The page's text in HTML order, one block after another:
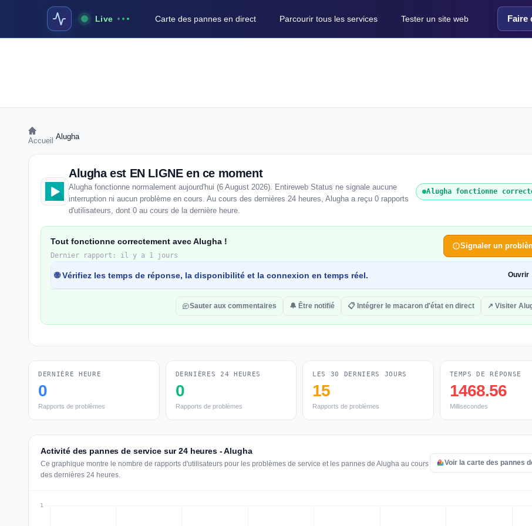
Live Carte des pannes en direct Parcourir tous les services Tester un site web Faire
Accueil Alugha
Alugha est EN LIGNE en ce moment
Alugha fonctionne normalement aujourd'hui (6 August 2026). Entireweb Status ne signale aucune
interruption ni aucun problème en cours. Au cours des dernières 24 heures, Alugha a reçu 0 rapports
d'utilisateurs, dont 0 au cours de la dernière heure.
Alugha fonctionne
Tout fonctionne correctement avec Alugha !
Dernier rapport: il y a 1 jours
Signaler un
🌐 Vérifiez les temps de réponse, la disponibilité et la connexion en temps réel. Ouvrir
Sauter aux commentaires 🔔 Être notifié 📋 Intégrer le macaron d'état en direct ↗ Visiter
DERNIÈRE HEURE
0
Rapports de problèmes
DERNIÈRES 24 HEURES
0
Rapports de problèmes
LES 30 DERNIERS JOURS
15
Rapports de problèmes
TEMPS DE RÉPONSE
1468.56
Millisecondes
Activité des pannes de service sur 24 heures - Alugha
Ce graphique montre le nombre de rapports d'utilisateurs pour les problèmes de service et les pannes de Alugha au cours
des dernières 24 heures.
Voir la carte des pannes